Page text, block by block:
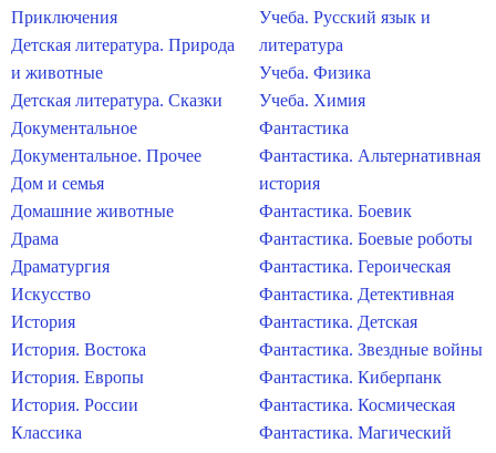
Приключения
Детская литература. Природа
и животные
Детская литература. Сказки
Документальное
Документальное. Прочее
Дом и семья
Домашние животные
Драма
Драматургия
Искусство
История
История. Востока
История. Европы
История. России
Классика
Учеба. Русский язык и
литература
Учеба. Физика
Учеба. Химия
Фантастика
Фантастика. Альтернативная
история
Фантастика. Боевик
Фантастика. Боевые роботы
Фантастика. Героическая
Фантастика. Детективная
Фантастика. Детская
Фантастика. Звездные войны
Фантастика. Киберпанк
Фантастика. Космическая
Фантастика. Магический